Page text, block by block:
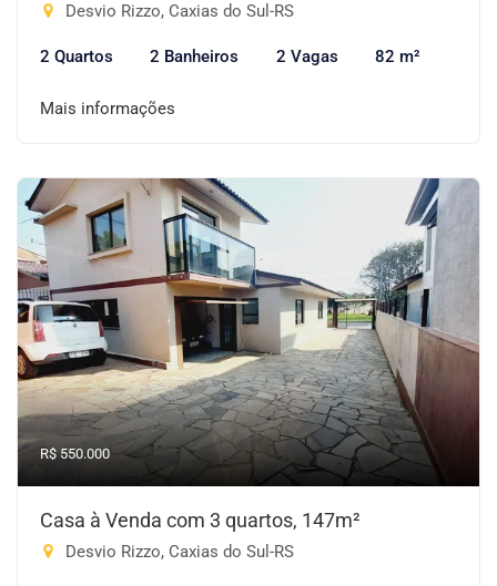
Desvio Rizzo, Caxias do Sul-RS
2 Quartos 2 Banheiros 2 Vagas 82 m²
Mais informações
R$ 550.000
Casa à Venda com 3 quartos, 147m²
Desvio Rizzo, Caxias do Sul-RS